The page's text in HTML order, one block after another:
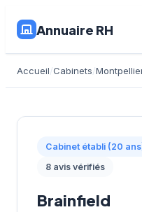
Annuaire RH
Accueil Cabinets
Cabinet établi (20
8 avis vérifiés
Brainfield